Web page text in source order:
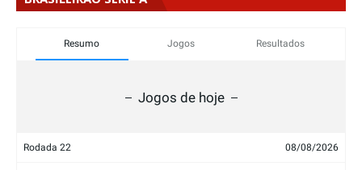
Resumo Jogos Resultados
Jogos de hoje
Rodada 22 08/08/2026